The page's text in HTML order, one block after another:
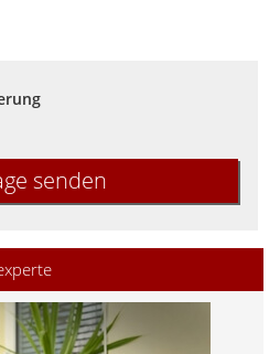
senden